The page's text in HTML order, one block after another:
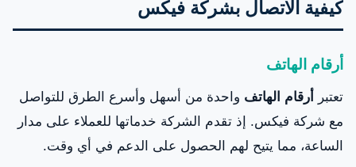
كيفية الاتصال بشركة فيكس
أرقام الهاتف
تعتبر أرقام الهاتف واحدة من أسهل وأسرع الطرق للتواصل
مع شركة فيكس. إذ تقدم الشركة خدماتها للعملاء على مدار
الساعة، مما يتيح لهم الحصول على الدعم في أي وقت.